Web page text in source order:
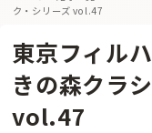
ク・シリーズ vol.47
東京フィル
きの森クラ
vol.47